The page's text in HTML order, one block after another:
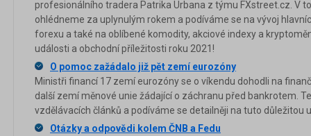
profesionálního tradera Patrika Urbana z týmu FXstreet.cz. V
ohlédneme za uplynulým rokem a podíváme se na vývoj
forexu a také na oblíbené komodity, akciové indexy a
události a obchodní příležitosti roku 2021!
O pomoc zažádalo již pět zemí eurozóny
Ministři financí 17 zemí eurozóny se o víkendu dohodli na
další zemí měnové unie žádající o záchranu před bankrotem.
vzdělávacích článků a podíváme se detailněji na tuto důležitou
Otázky a odpovědi kolem ČNB a Fedu